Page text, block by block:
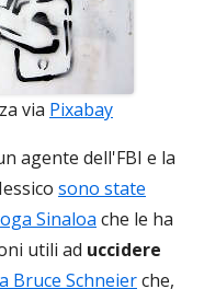
via Pixabay
agente dell'FBI e la
sono state
Sinaloa che le ha
utili ad uccidere
Bruce Schneierche,